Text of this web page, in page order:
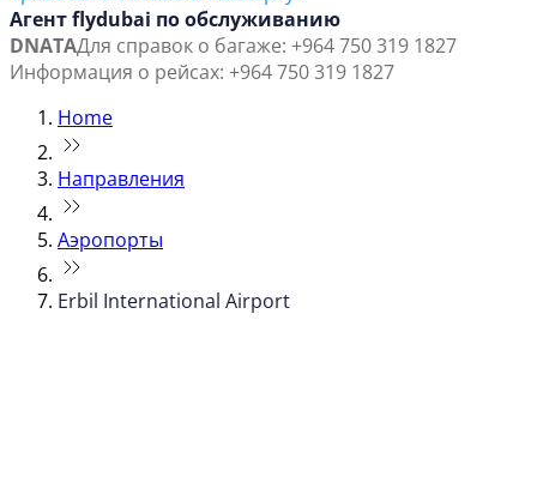
Агент flydubai по обслуживанию
DNATAДля справок о багаже: +964 750 319 1827
Информация о рейсах: +964 750 319 1827
Home
Направления
Аэропорты
Erbil International Airport